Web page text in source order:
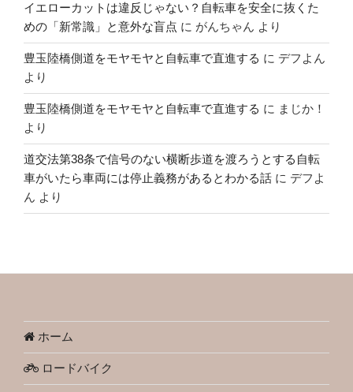
イエローカットは違反じゃない？自転車を安全に抜くた
めの「新常識」と意外な盲点 に がんちゃん より
豊玉陸橋側道をモヤモヤと自転車で直進する に デフよん
より
豊玉陸橋側道をモヤモヤと自転車で直進する に まじか！
より
道交法第38条で信号のない横断歩道を渡ろうとする自転
車がいたら車両には停止義務があるとわかる話 に デフよ
ん より
ホーム
ロードバイク